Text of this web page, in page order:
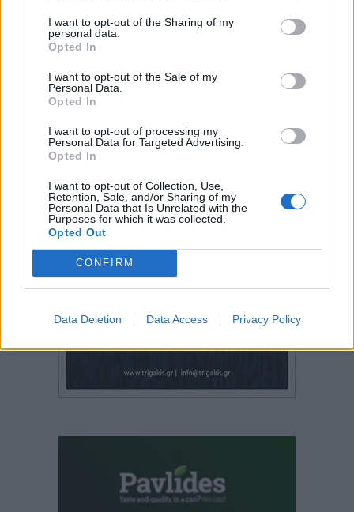
I want to opt-out of the Sharing of my
personal data.
Opted In
I want to opt-out of the Sale of my
Personal Data.
Opted In
I want to opt-out of processing my
Personal Data for Targeted Advertising.
Opted In
I want to opt-out of Collection, Use,
Retention, Sale, and/or Sharing of my
Personal Data that Is Unrelated with the
Purposes for which it was collected.
Opted Out
CONFIRM
Data Deletion Data Access Privacy Policy